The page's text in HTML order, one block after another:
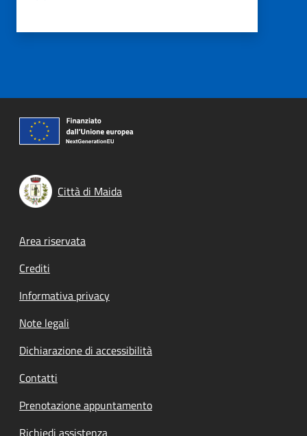
Città di Maida
Footer menu
Area riservata
Crediti
Informativa privacy
Note legali
Dichiarazione di accessibilità
Contatti
Prenotazione appuntamento